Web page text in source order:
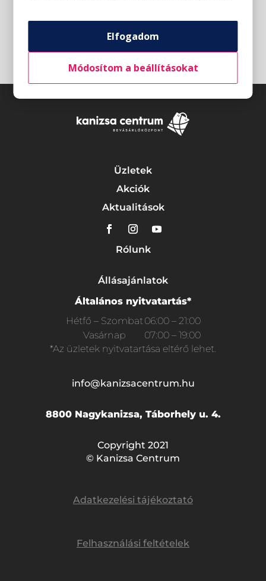
Üzletek
Akciók
Aktualitások
Rólunk
Állásajánlatok
Általános nyitvatartás*
Hétfő – Szombat06:00 – 21:00
Vasárnap
07:00 – 19:00
*Az üzletek nyitvatartása eltérő lehet.
info@kanizsacentrum.hu
8800 Nagykanizsa, Táborhely u. 4.
Copyright 2021
© Kanizsa Centrum
Adatkezelési tájékoztató
Felhasználási feltételek
Elfogadom
Módosítom a beállításokat